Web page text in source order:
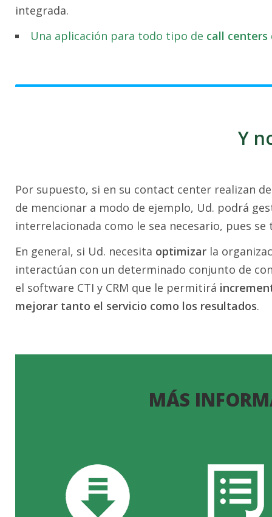
integrada.
Una aplicación para todo tipo de call centers
Y
Por supuesto, si en su contact center realizan
de mencionar a modo de ejemplo, Ud. podrá
interrelacionada como le sea necesario, pues
En general, si Ud. necesita optimizar la
interactúan con un determinado conjunto de
el software CTI y CRM que le permitirá
mejorar tanto el servicio como los resultados.
MÁS